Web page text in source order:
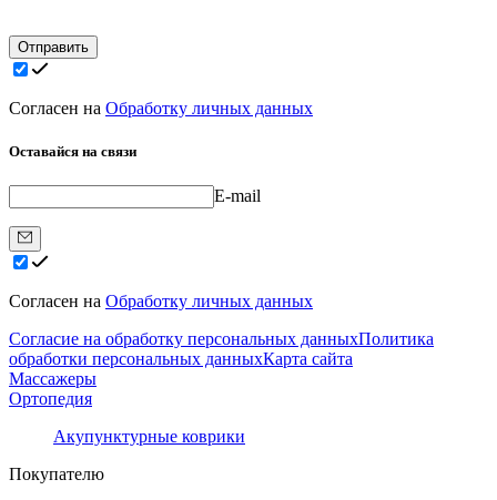
Отправить
Согласен на Обработку личных данных
Оставайся на связи
E-mail
Согласен на Обработку личных данных
Согласие на обработку персональных данныхПолитика
обработки персональных данныхКарта сайта
Массажеры
Ортопедия
Акупунктурные коврики
Покупателю